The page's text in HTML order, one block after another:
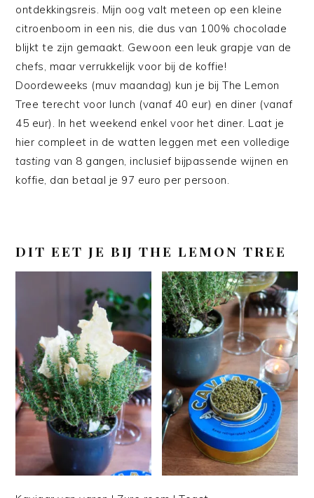
ontdekkingsreis. Mijn oog valt meteen op een kleine
citroenboom in een nis, die dus van 100% chocolade
blijkt te zijn gemaakt. Gewoon een leuk grapje van de
chefs, maar verrukkelijk voor bij de koffie!
Doordeweeks (muv maandag) kun je bij The Lemon
Tree terecht voor lunch (vanaf 40 eur) en diner (vanaf
45 eur). In het weekend enkel voor het diner. Laat je
hier compleet in de watten leggen met een volledige
tastingvan 8 gangen, inclusief bijpassende wijnen en
koffie, dan betaal je 97 euro per persoon.
DIT EET JE BIJTHE LEMON TREE